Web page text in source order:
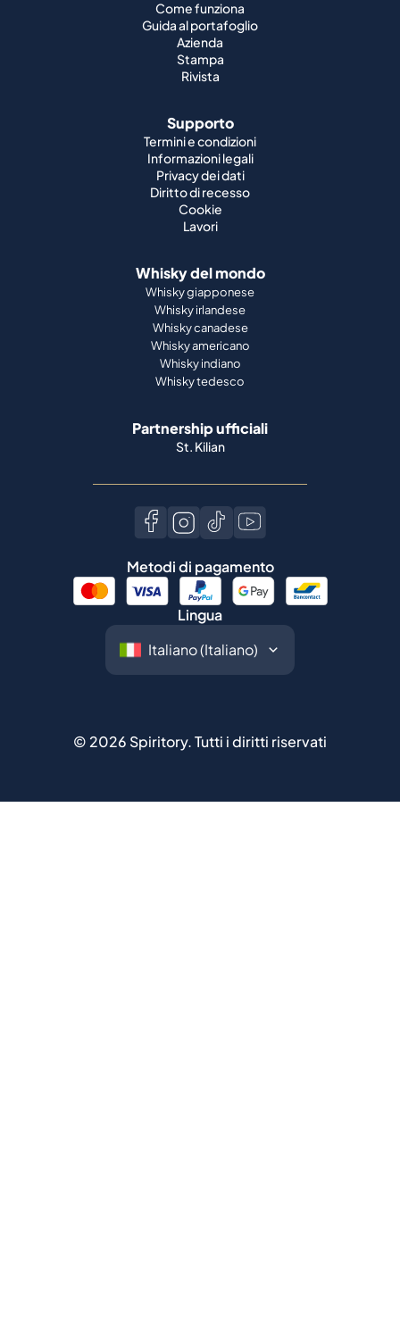
Supporto
Termini e condizioni
Informazioni legali
Privacy dei dati
Cookie
Lavori
Whisky del mondo
Whisky giapponese
Whisky irlandese
Whisky indiano
Whisky tedesco
Partnership ufficiali
St. Kilian
Lingua
2026Spiritory.Tutti i diritti riservati